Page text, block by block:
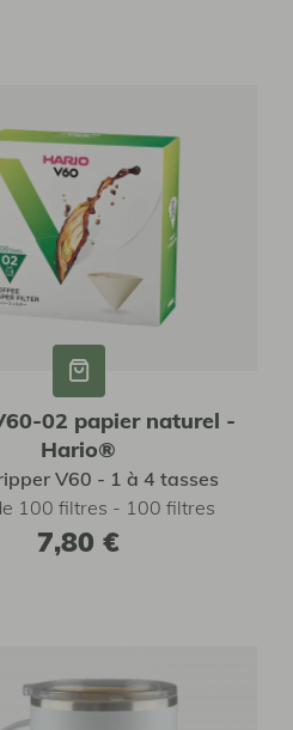
02 papier naturel -
Hario®
V60 - 1 à 4 tasses
100 filtres - 100 filtres
7,80 €